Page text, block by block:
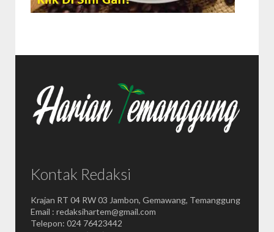
Kontak Redaksi
Krajan RT 04 RW 03 Jambon, Gemawang, Temanggung
Email : redaksihartem@gmail.com
Telepon: 024 76423442